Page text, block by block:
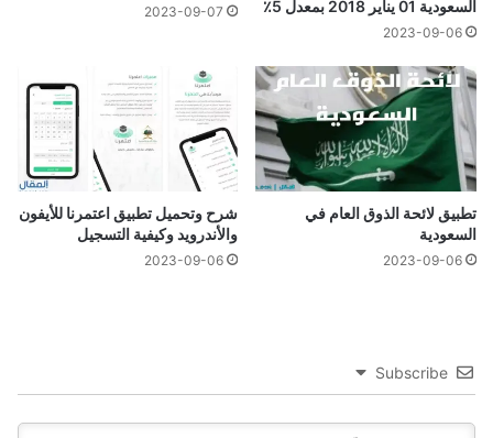
السعودية 01 يناير 2018 بمعدل 5٪
2023-09-06
2023-09-07
تطبيق لائحة الذوق العام في
السعودية
2023-09-06
شرح وتحميل تطبيق اعتمرنا للأيفون
والأندرويد وكيفية التسجيل
2023-09-06
Subscribe